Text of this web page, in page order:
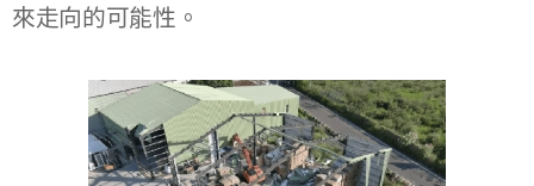
來走向的可能性。